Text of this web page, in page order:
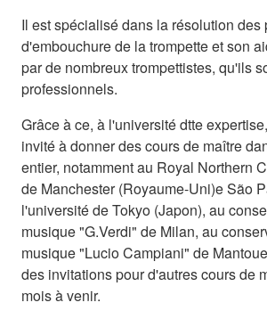
Il est spécialisé dans la résolution des
d'embouchure de la trompette et son
par de nombreux trompettistes, qu'ils
professionnels.
Grâce à ce, à l'université dtte
invité à donner des cours de maître
entier, notamment au Royal Northern
de Manchester (Royaume-Uni)e São
l'université de Tokyo (Japon), au
musique "G.Verdi" de Milan, au
musique "Lucio Campiani" de
des invitations pour d'autres cours de
mois à venir.